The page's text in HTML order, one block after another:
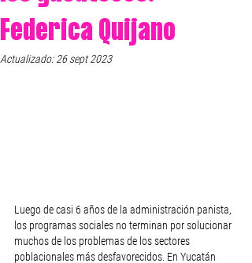
Federica Quijano
Actualizado:26 sept 2023
Luego de casi 6 años de la administración panista,
los programas sociales no terminan por solucionar
muchos de los problemas de los sectores
poblacionales más desfavorecidos. En Yucatán